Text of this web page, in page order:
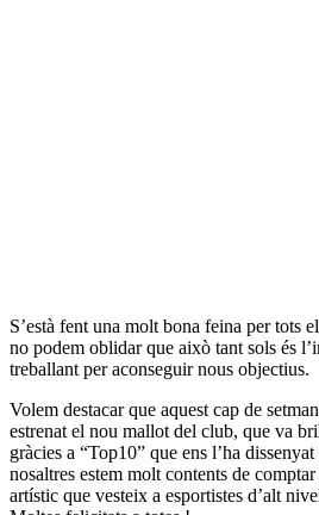
S’està fent una molt bona feina per tots
no podem oblidar que això tant sols és
treballant per aconseguir nous objectius.
Volem destacar que aquest cap de
estrenat el nou mallot del club, que va
gràcies a “Top10” que ens l’ha
nosaltres estem molt contents de
artístic que vesteix a esportistes d’alt